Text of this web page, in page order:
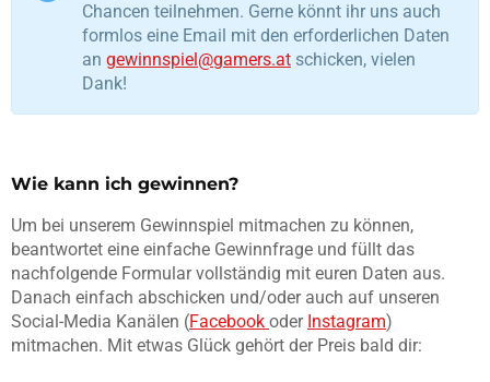
Chancen teilnehmen. Gerne könnt ihr uns auch
formlos eine Email mit den erforderlichen Daten
an gewinnspiel@gamers.at schicken, vielen
Dank!
Wie kann ich gewinnen?
Um bei unserem Gewinnspiel mitmachen zu können,
beantwortet eine einfache Gewinnfrage und füllt das
nachfolgende Formular vollständig mit euren Daten aus.
Danach einfach abschicken und/oder auch auf unseren
Social-Media Kanälen (Facebook oder Instagram)
mitmachen. Mit etwas Glück gehört der Preis bald dir: